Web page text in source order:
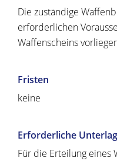
Die zuständige
erforderlichen
Waffenscheins
Fristen
keine
Erforderliche
Für die Erteilung eines